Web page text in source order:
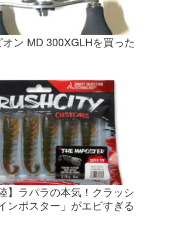
ン MD 300XGLHを買った
】ラパラの本気！クラッシ
ンポスター」がエビすぎる